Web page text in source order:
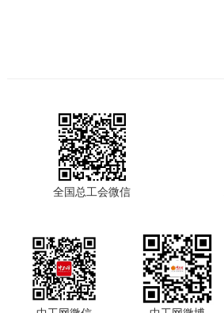
全国总工会微信